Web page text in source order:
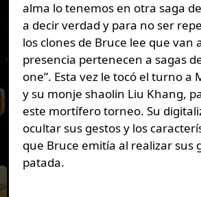
alma lo tenemos en otra saga
a decir verdad y para no ser
los clones de Bruce lee que van
presencia pertenecen a sagas
one”. Esta vez le tocó el turno a
y su monje shaolin Liu Khang,
este mortífero torneo. Su
ocultar sus gestos y los
que Bruce emitía al realizar sus
patada.